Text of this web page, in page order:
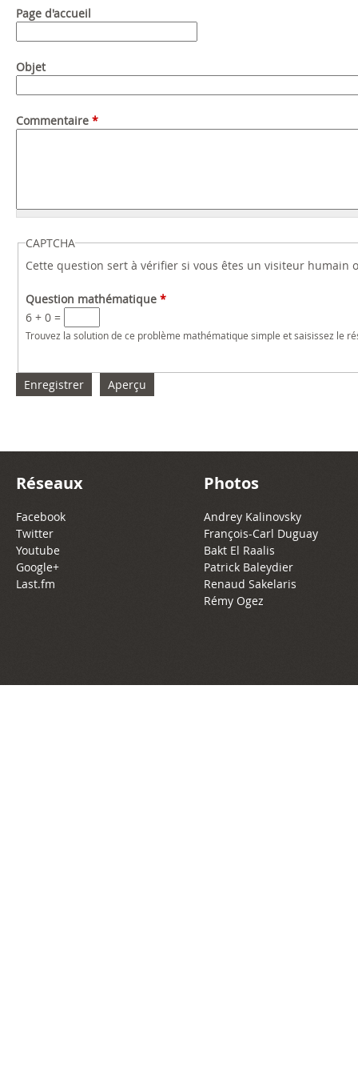
Page d'accueil
Objet
Commentaire *
CAPTCHA
Cette question sert à vérifier si vous êtes un visiteur
Question mathématique *
6 + 0 =
Trouvez la solution de ce problème mathématique simple et saisissez le
Réseaux
Facebook
Twitter
Youtube
Google+
Last.fm
Photos
Andrey Kalinovsky
François-Carl Duguay
Bakt El Raalis
Patrick Baleydier
Renaud Sakelaris
Rémy Ogez